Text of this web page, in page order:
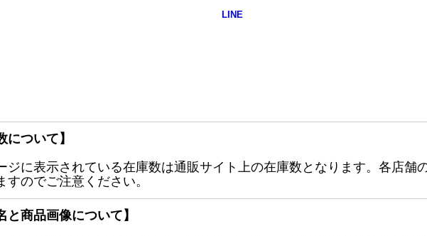
について】
ジに表示されている在庫数は通販サイト上の在庫数となります。各店舗
すのでご注意ください。
と商品画像について】